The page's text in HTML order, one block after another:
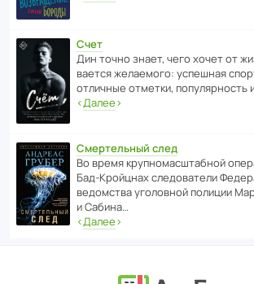
Счет
Дин точно знает, чего хочет от
ва­ется жела­е­мого: успе­шная
отли­чные отметки, попу­ля­р­ность
‹Далее›
Смертельный след
Во время круп­но­мас­ш­та­бной
Бад‑Крой­цнах следо­ва­тели
ведомства уголо­вной полиции
и Сабина…
‹Далее›